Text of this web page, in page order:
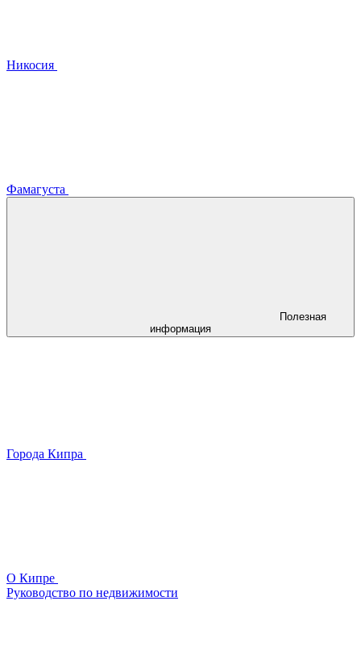
Никосия
Фамагуста
Полезная
информация
Города Кипра
О Кипре
Руководство по недвижимости